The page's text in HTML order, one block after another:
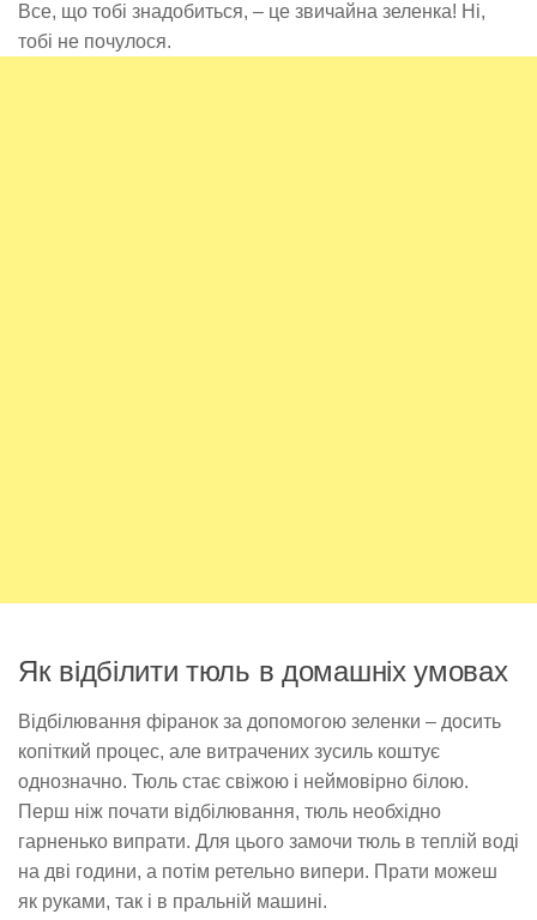
Все, що тобі знадобиться, – це звичайна зеленка! Ні,
тобі не почулося.
Як відбілити тюль в домашніх умовах
Відбілювання фіранок за допомогою зеленки – досить
копіткий процес, але витрачених зусиль коштує
однозначно. Тюль стає свіжою і неймовірно білою.
Перш ніж почати відбілювання, тюль необхідно
гарненько випрати. Для цього замочи тюль в теплій воді
на дві години, а потім ретельно випери. Прати можеш
як руками, так і в пральній машині.